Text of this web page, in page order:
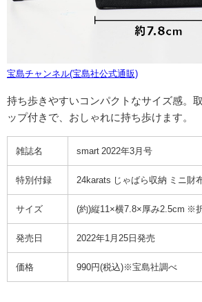
宝島チャンネル(宝島社公式通販)
持ち歩きやすいコンパクトなサイズ感。
ップ付きで、おしゃれに持ち歩けます。
雑誌名 smart 2022年3 月号
特別付録 24karats じゃばら収納 ミニ財
サイズ (約)縦11×横7.8×厚み2.5cm ※
発売日 2022年1月25日発売
価格 990円(税込)※宝島社調べ